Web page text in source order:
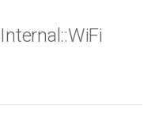
Internal ::WiFi